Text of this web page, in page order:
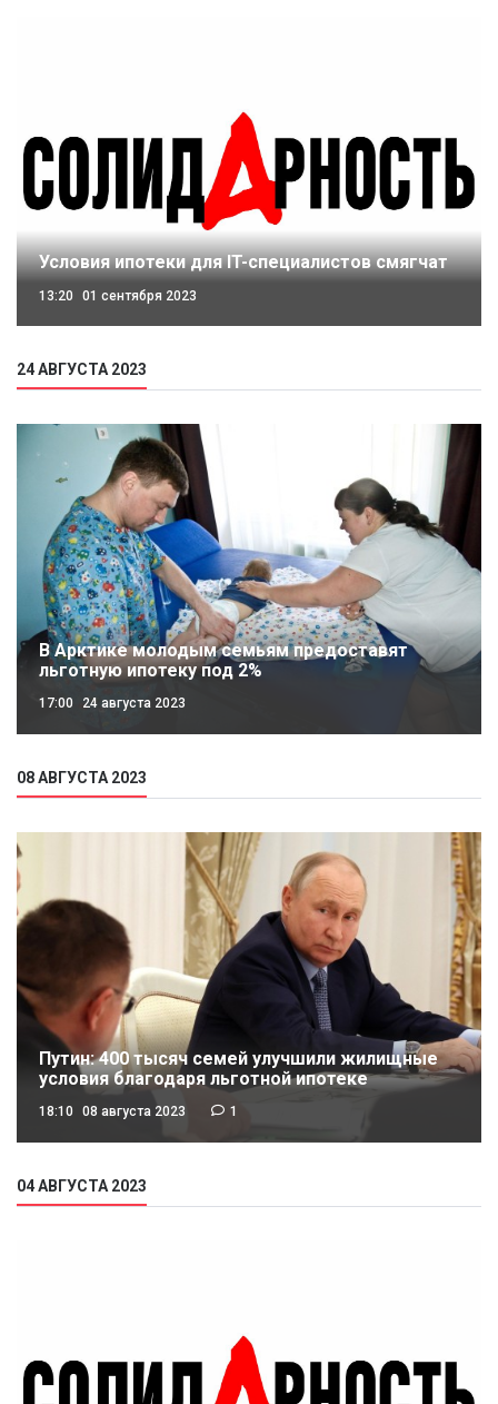
Условия ипотеки для IT-специалистов смягчат
13:20 01 сентября 2023
24 АВГУСТА 2023
В Арктике молодым семьям предоставят
льготную ипотеку под 2%
17:00 24 августа 2023
08 АВГУСТА 2023
Путин: 400 тысяч семей улучшили жилищные
условия благодаря льготной ипотеке
18:10 08 августа 2023 1
04 АВГУСТА 2023